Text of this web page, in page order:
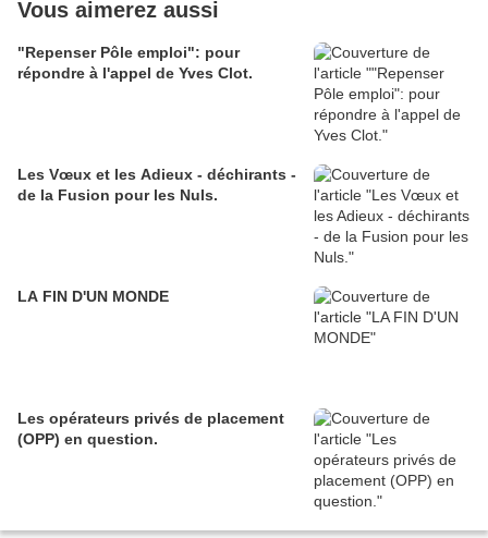
Vous aimerez aussi
"Repenser Pôle emploi": pour
répondre à l'appel de Yves Clot.
Les Vœux et les Adieux - déchirants -
de la Fusion pour les Nuls.
LA FIN D'UN MONDE
Les opérateurs privés de placement
(OPP) en question.